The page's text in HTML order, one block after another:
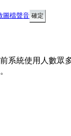
圖檔聲音
系統使用人數眾